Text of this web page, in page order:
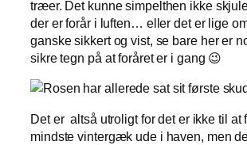
træer. Det kunne simpelthen ikke
der er forår i luften… eller det er lige
ganske sikkert og vist, se bare her er
sikre tegn på at foråret er i gang 😉
Det er altså utroligt for det er ikke til at
mindste vintergæk ude i haven, men